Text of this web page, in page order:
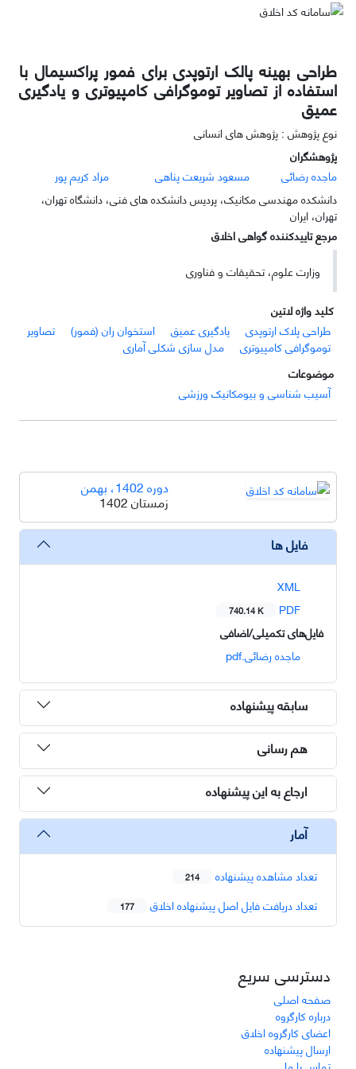
طراحی بهینه پالک ارتوپدی برای فمور پراکسیمال با
استفاده از تصاویر توموگرافی کامپیوتری و یادگیری
عمیق
نوع پژوهش : پژوهش های انسانی
پژوهشگران
ماجده رضائی
مسعود شریعت پناهی
مراد کریم پور
دانشکده مهندسی مکانیک، پردیس دانشکده های فنی، دانشگاه تهران،
تهران، ایران
مرجع تاییدکننده گواهی اخلاق
وزارت علوم، تحقیقات و فناوری
کلید واژه لاتین
طراحی پلاک ارتوپدی
یادگیری عمیق استخوان ران (فمور)
تصاویر
توموگرافی کامپیوتری
مدل سازی شکلی آماری
موضوعات
آسیب شناسی و بیومکانیک ورزشی
دوره 1402، بهمن
زمستان 1402
فایل ها
XML
PDF
740.14 K
فایل‌های تکمیلی/اضافی
ماجده رضائی.pdf
سابقه پیشنهاده
هم رسانی
ارجاع به این پیشنهاده
آمار
تعداد مشاهده پیشنهاده 214
تعداد دریافت فایل اصل پیشنهاده اخلاق 177
دسترسی سریع
صفحه اصلی
درباره کارگروه
اعضای کارگروه اخلاق
ارسال پیشنهاده